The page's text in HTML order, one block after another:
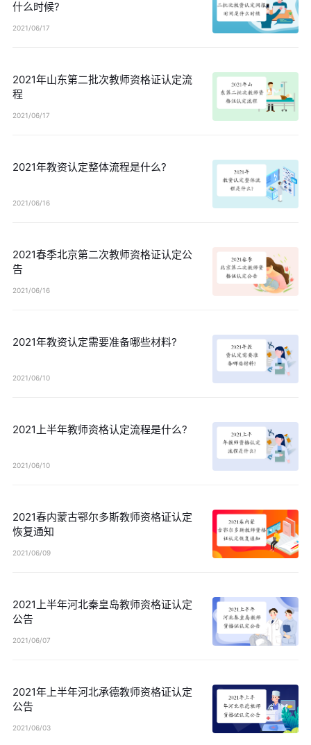
什么时候?
2021/06/17
2021年山东第二批次教师资格证认定流
程
2021/06/17
2021年教资认定整体流程是什么?
2021/06/16
2021春季北京第二次教师资格证认定公
告
2021/06/16
2021年教资认定需要准备哪些材料?
2021/06/10
2021上半年教师资格认定流程是什么?
2021/06/10
2021春内蒙古鄂尔多斯教师资格证认定
恢复通知
2021/06/09
2021上半年河北秦皇岛教师资格证认定
公告
2021/06/07
2021年上半年河北承德教师资格证认定
公告
2021/06/03